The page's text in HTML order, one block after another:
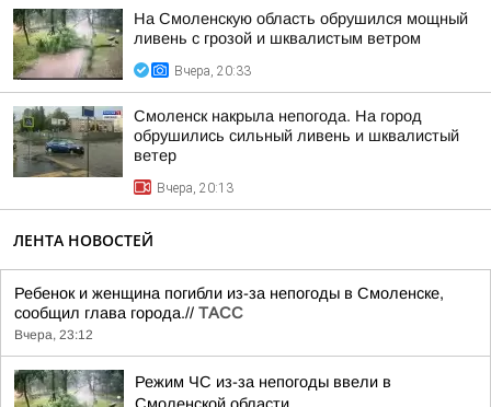
На Смоленскую область обрушился мощный
ливень с грозой и шквалистым ветром
Вчера, 20:33
Смоленск накрыла непогода. На город
обрушились сильный ливень и шквалистый
ветер
Вчера, 20:13
ЛЕНТА НОВОСТЕЙ
Ребенок и женщина погибли из-за непогоды в Смоленске,
сообщил глава города.// ТАСС
Вчера, 23:12
Режим ЧС из-за непогоды ввели в